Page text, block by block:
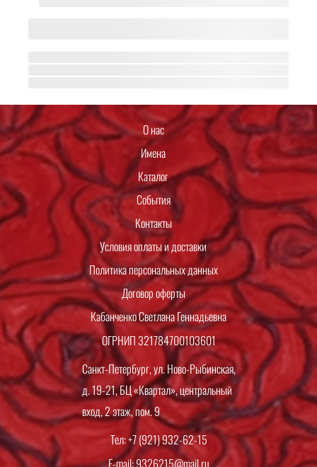
О нас
Имена
Каталог
События
Контакты
Условия оплаты и доставки
Политика персональных данных
Договор оферты
Кабанченко Светлана Геннадьевна
ОГРНИП 321784700103601
Санкт-Петербург, ул. Ново-Рыбинская,
д. 19-21, БЦ «Квартал», центральный
вход, 2 этаж, пом. 9
Тел: +7 (921) 932-62-15
E-mail: 9326215@mail.ru